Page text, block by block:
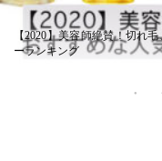
【2020】美容師絶賛！切れ
ーランキング